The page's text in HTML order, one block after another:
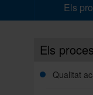
Els
Els
Qualitat